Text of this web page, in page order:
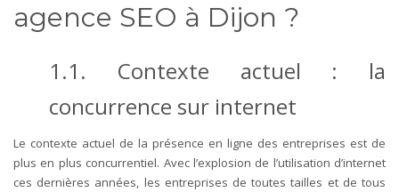
agence SEO à Dijon ?
1.1. Contexte actuel : la
concurrence sur internet
Le contexte actuel de la présence en ligne des entreprises est de
plus en plus concurrentiel. Avec l’explosion de l’utilisation d’internet
ces dernières années, les entreprises de toutes tailles et de tous